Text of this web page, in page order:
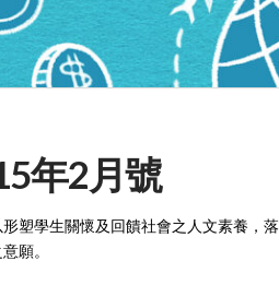
年2月號
塑學生關懷及回饋社會之人文素養，落
願。